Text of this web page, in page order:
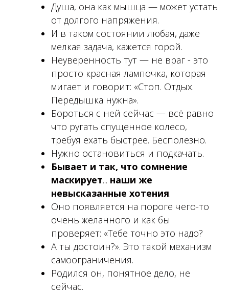
Душа, она как мышца — может устать
от долгого напряжения.
И в таком состоянии любая, даже
мелкая задача, кажется горой.
Неуверенность тут — не враг - это
просто красная лампочка, которая
мигает и говорит: «Стоп. Отдых.
Передышка нужна».
Бороться с ней сейчас — всё равно
что ругать спущенное колесо,
требуя ехать быстрее. Бесполезно.
Нужно остановиться и подкачать.
Бывает и так, что сомнение
маскирует... наши же
невысказанные хотения.
Оно появляется на пороге чего-то
очень желанного и как бы
проверяет: «Тебе точно это надо?
А ты достоин?». Это такой механизм
самоограничения.
Родился он, понятное дело, не
сейчас.